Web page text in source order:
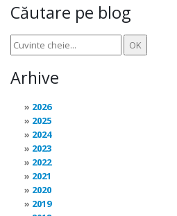
Căutare pe blog
Arhive
2026
2025
2024
2023
2022
2021
2020
2019